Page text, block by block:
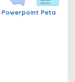
Peta